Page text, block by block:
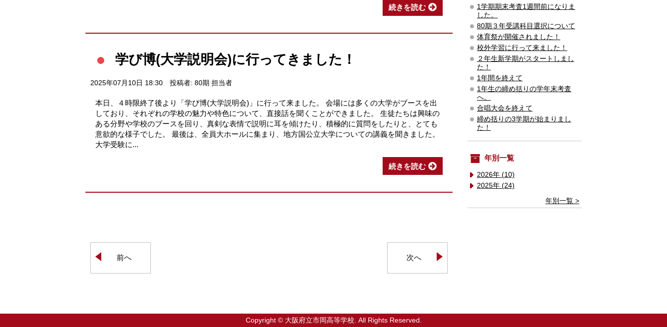
続きを読む
学び博(大学説明会)に行ってきました！
2025年07月10日 18:30 投稿者: 80期 担当者
本日、４時限終了後より「学び博(大学説明会)」に行って来ました。 会場には多くの大学がブースを出
しており、それぞれの学校の魅力や特色について、直接話を聞くことができました。 生徒たちは興味の
ある分野や学校のブースを回り、真剣な表情で説明に耳を傾けたり、積極的に質問をしたりと、とても
意欲的な様子でした。 最後は、全員大ホールに集まり、地方国公立大学についての講義を聞きました。
大学受験に...
続きを読む
前へ 次へ
1学期期末考査1週間前になりま
した。
80期３年受講科目選択について
体育祭が開催されました！
校外学習に行って来ました！
２年生新学期がスタートしまし
た！
1年間を終えて
1年生の締め括りの学年末考査
へ。
合唱大会を終えて
締め括りの3学期が始まりまし
た！
年別一覧
2026年 (10)
2025年 (24)
年別一覧 >
Copyright © 大阪府立市岡高等学校. All Rights Reserved.